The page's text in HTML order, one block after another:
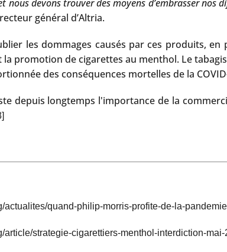
devons trouver des moyens d’embrasser
général d’Altria.
les dommages causés par ces produits,
promotion de cigarettes au menthol. Le
des conséquences mortelles de la
depuis longtemps l'importance de la
actualites/quand-philip-morris-profite-de-la-
article/strategie-cigarettiers-menthol-interdiction-mai-